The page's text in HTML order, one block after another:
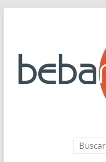
bebamundo
Personal Branding